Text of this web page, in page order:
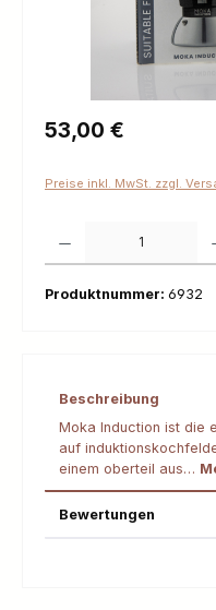
Regulärer Preis:
53,00 €
Preise inkl. MwSt. zzgl.
Produktnummer: 6932
Beschreibung
Moka Induction ist die
auf
einem oberteil aus…
Bewertungen